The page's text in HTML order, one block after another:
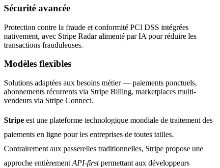
Sécurité avancée
Protection contre la fraude et conformité PCI DSS intégrées
nativement, avec Stripe Radar alimenté par IA pour réduire les
transactions frauduleuses.
Modèles flexibles
Solutions adaptées aux besoins métier — paiements ponctuels,
abonnements récurrents via Stripe Billing, marketplaces multi-
vendeurs via Stripe Connect.
Stripe est une plateforme technologique mondiale de traitement des
paiements en ligne pour les entreprises de toutes tailles.
Contrairement aux passerelles traditionnelles, Stripe propose une
approche entièrement API-firstpermettant aux développeurs